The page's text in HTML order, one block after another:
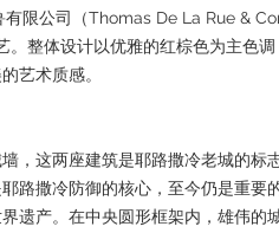
有限公司（Thomas De La Rue &
。整体设计以优雅的红棕色为主色
艺术质感。
，这两座建筑是耶路撒冷老城的标
路撒冷防御的核心，至今仍是重要
遗产。在中央圆形框架内，雄伟的